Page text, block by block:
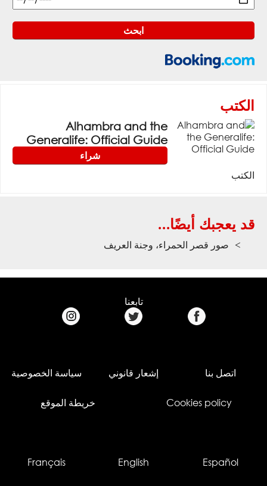
الكتب
Alhambra and the
Generalife: Official Guide
شراء
الكتب
قد يعجبك أيضًا...
صور قصر الحمراء، وجنة العريف
تابعنا
اتصل بنا إشعار قانوني سياسة الخصوصية
Cookies policy خريطة الموقع
Español
English
Français